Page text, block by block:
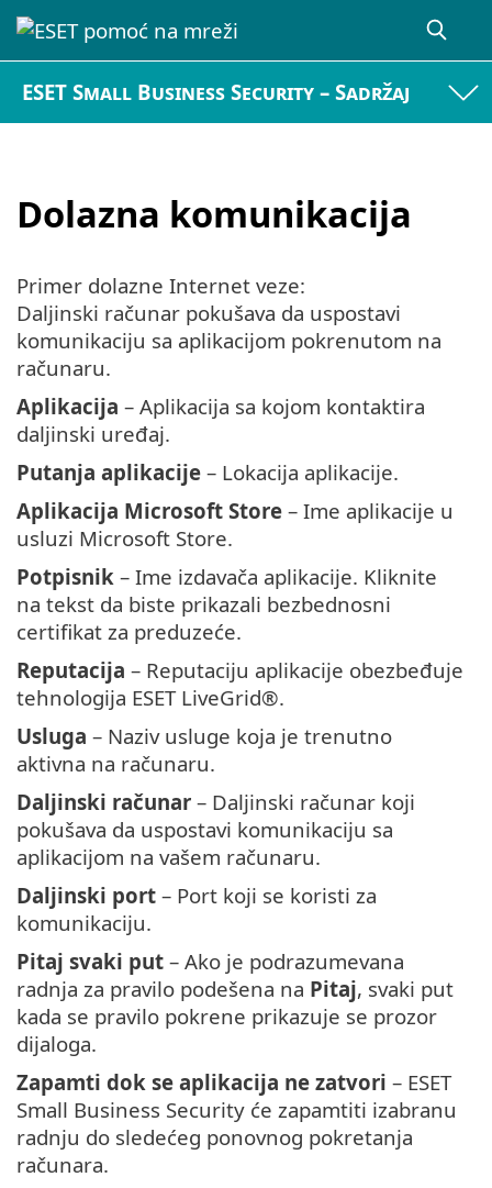
ESET Small Business Security – Sadržaj
Dolazna komunikacija
Primer dolazne Internet veze:
Daljinski računar pokušava da uspostavi
komunikaciju sa aplikacijom pokrenutom na
računaru.
Aplikacija – Aplikacija sa kojom kontaktira
daljinski uređaj.
Putanja aplikacije – Lokacija aplikacije.
Aplikacija Microsoft Store – Ime aplikacije u
usluzi Microsoft Store.
Potpisnik – Ime izdavača aplikacije. Kliknite
na tekst da biste prikazali bezbednosni
certifikat za preduzeće.
Reputacija – Reputaciju aplikacije obezbeđuje
tehnologija ESET LiveGrid®.
Usluga – Naziv usluge koja je trenutno
aktivna na računaru.
Daljinski računar – Daljinski računar koji
pokušava da uspostavi komunikaciju sa
aplikacijom na vašem računaru.
Daljinski port – Port koji se koristi za
komunikaciju.
Pitaj svaki put – Ako je podrazumevana
radnja za pravilo podešena na Pitaj, svaki put
kada se pravilo pokrene prikazuje se prozor
dijaloga.
Zapamti dok se aplikacija ne zatvori – ESET
Small Business Security će zapamtiti izabranu
radnju do sledećeg ponovnog pokretanja
računara.